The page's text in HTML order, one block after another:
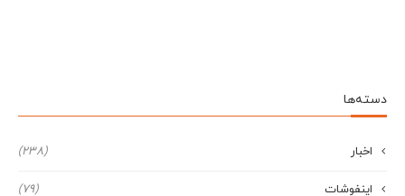
دسته‌ها
اخبار (238)
اینفوشات (79)